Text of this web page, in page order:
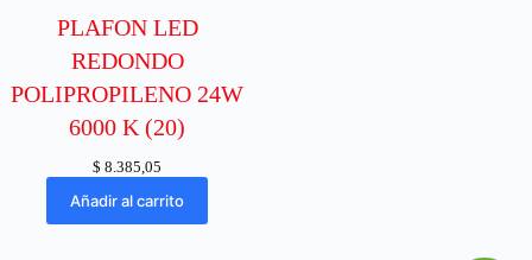
PLAFON LED
REDONDO
POLIPROPILENO 24W
6000 K (20)
$ 8.385,05
Añadir al carrito